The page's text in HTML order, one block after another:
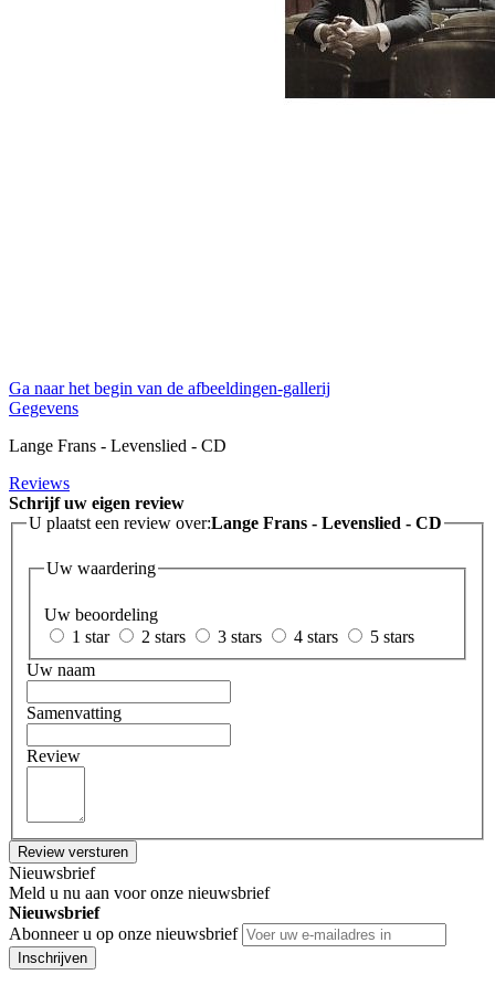
Ga naar het begin van de afbeeldingen-gallerij
Gegevens
Lange Frans - Levenslied - CD
Reviews
Schrijf uw eigen review
U plaatst een review over:Lange Frans - Levenslied - CD
Uw waardering
Uw beoordeling
1 star
2 stars 3 stars 4 stars
5 stars
Uw naam
Samenvatting
Review
Review versturen
Nieuwsbrief
Meld u nu aan voor onze nieuwsbrief
Nieuwsbrief
Abonneer u op onze nieuwsbrief
Inschrijven